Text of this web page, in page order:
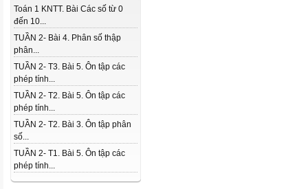
Toán 1 KNTT. Bài Các số từ 0
đến 10...
TUẦN 2- Bài 4. Phân số thập
phân...
TUẦN 2- T3. Bài 5. Ôn tập các
phép tính...
TUẦN 2- T2. Bài 5. Ôn tập các
phép tính...
TUẦN 2- T2. Bài 3. Ôn tập phân
số...
TUẦN 2- T1. Bài 5. Ôn tập các
phép tính...